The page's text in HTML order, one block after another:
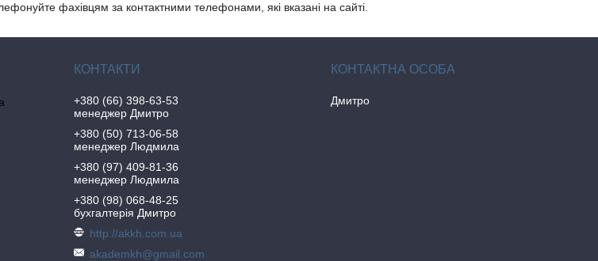
фахівцям за контактними телефонами, які вказані на сайті.
+380 (66) 398-63-53
менеджер Дмитро
+380 (50) 713-06-58
менеджер Людмила
+380 (97) 409-81-36
менеджер Людмила
+380 (98) 068-48-25
бухгалтерія Дмитро
http://akkh.com.ua
akademkh@gmail.com
Дмитро